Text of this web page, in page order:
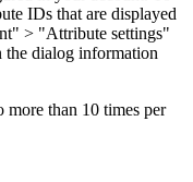
IDs that are displayed
> "Attribute settings"
the dialog information
than 10 times per